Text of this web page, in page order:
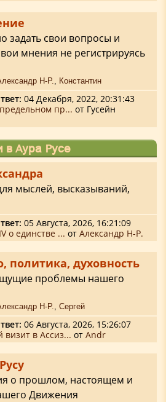
задать свои вопросы и
мнения не регистрируясь
Н-Р., Константин
04 Декабря, 2022, 20:31:43
пр... от Гусейн
в Аура Русе
мыслей, высказываний,
05 Августа, 2026, 16:21:09
о единстве ... от Александр Н-Р.
политика, духовность
проблемы нашего
Н-Р. ,Сергей
06 Августа, 2026, 15:26:07
визит в Ассиз... от Аndr
о прошлом, настоящем и
Движения